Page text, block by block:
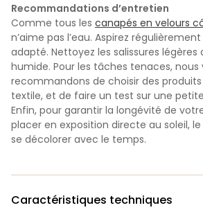
Recommandations d’entretien
Comme tous les canapés en velours
n’aime pas l’eau. Aspirez
adapté. Nettoyez les salissures
humide. Pour les tâches tenaces, nous
recommandons de choisir des
textile, et de faire un test sur une
Enfin, pour garantir la longévité de
placer en exposition directe au soleil,
se décolorer avec le temps.
Caractéristiques techniques